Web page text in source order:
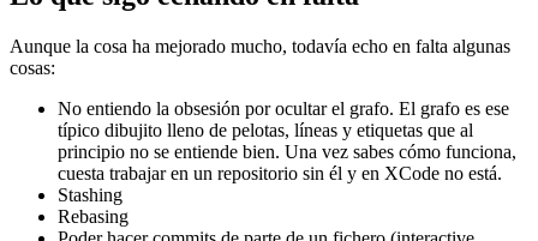
Aunque la cosa ha mejorado mucho, todavía echo en falta algunas
cosas:
No entiendo la obsesión por ocultar el grafo. El grafo es ese
típico dibujito lleno de pelotas, líneas y etiquetas que al
principio no se entiende bien. Una vez sabes cómo funciona,
cuesta trabajar en un repositorio sin él y en XCode no está.
Stashing
Rebasing